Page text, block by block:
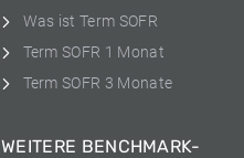
Was ist Term SOFR
Term SOFR 1 Monat
Term SOFR 3 Monate
WEITERE BENCHMARK-